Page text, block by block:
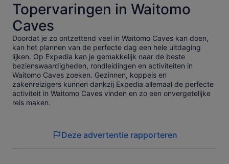
Topervaringen in Waitomo
Caves
Doordat je zo ontzettend veel in Waitomo Caves kan doen,
kan het plannen van de perfecte dag een hele uitdaging
lijken. Op Expedia kan je gemakkelijk naar de beste
bezienswaardigheden, rondleidingen en activiteiten in
Waitomo Caves zoeken. Gezinnen, koppels en
zakenreizigers kunnen dankzij Expedia allemaal de perfecte
activiteit in Waitomo Caves vinden en zo een onvergetelijke
reis maken.
Deze advertentie rapporteren